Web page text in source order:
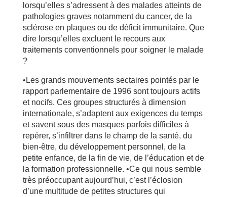
lorsqu’elles s’adressent à des malades atteints de
pathologies graves notamment du cancer, de la
sclérose en plaques ou de déficit immunitaire. Que
dire lorsqu’elles excluent le recours aux
traitements conventionnels pour soigner le malade
?
•Les grands mouvements sectaires pointés par le
rapport parlementaire de 1996 sont toujours actifs
et nocifs. Ces groupes structurés à dimension
internationale, s’adaptent aux exigences du temps
et savent sous des masques parfois difficiles à
repérer, s’infiltrer dans le champ de la santé, du
bien-être, du développement personnel, de la
petite enfance, de la fin de vie, de l’éducation et de
la formation professionnelle. •Ce qui nous semble
très préoccupant aujourd’hui, c’est l’éclosion
d’une multitude de petites structures qui